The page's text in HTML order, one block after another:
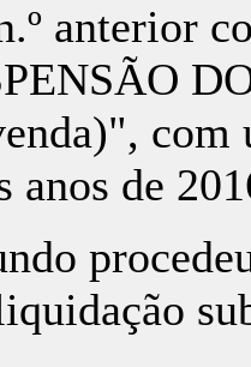
anterior
com
anos de